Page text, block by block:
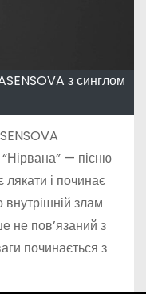
з синглом
— пісню
і починає
внутрішній злам
не пов’язаний з
починається з